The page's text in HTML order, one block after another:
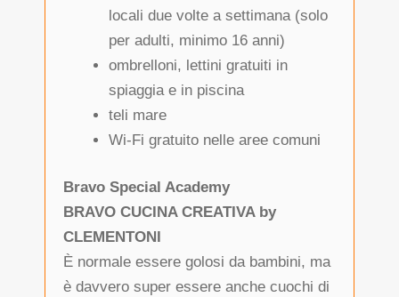
locali due volte a settimana (solo
per adulti, minimo 16 anni)
ombrelloni, lettini gratuiti in
spiaggia e in piscina
teli mare
Wi-Fi gratuito nelle aree comuni
Bravo Special Academy
BRAVO CUCINA CREATIVA by
CLEMENTONI
È normale essere golosi da bambini, ma
è davvero super essere anche cuochi di